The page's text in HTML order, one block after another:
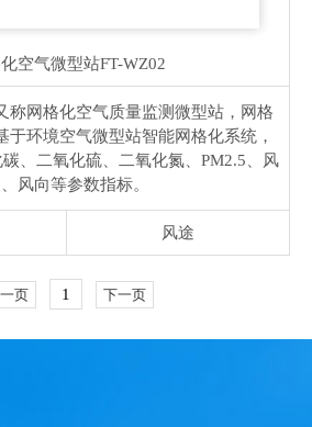
空气微型站FT-WZ02
称网格化空气质量监测微型站，网格
于环境空气微型站智能网格化系统，
、二氧化硫、二氧化氮、PM2.5、风
风向等参数指标。
风途
一页 1 下一页